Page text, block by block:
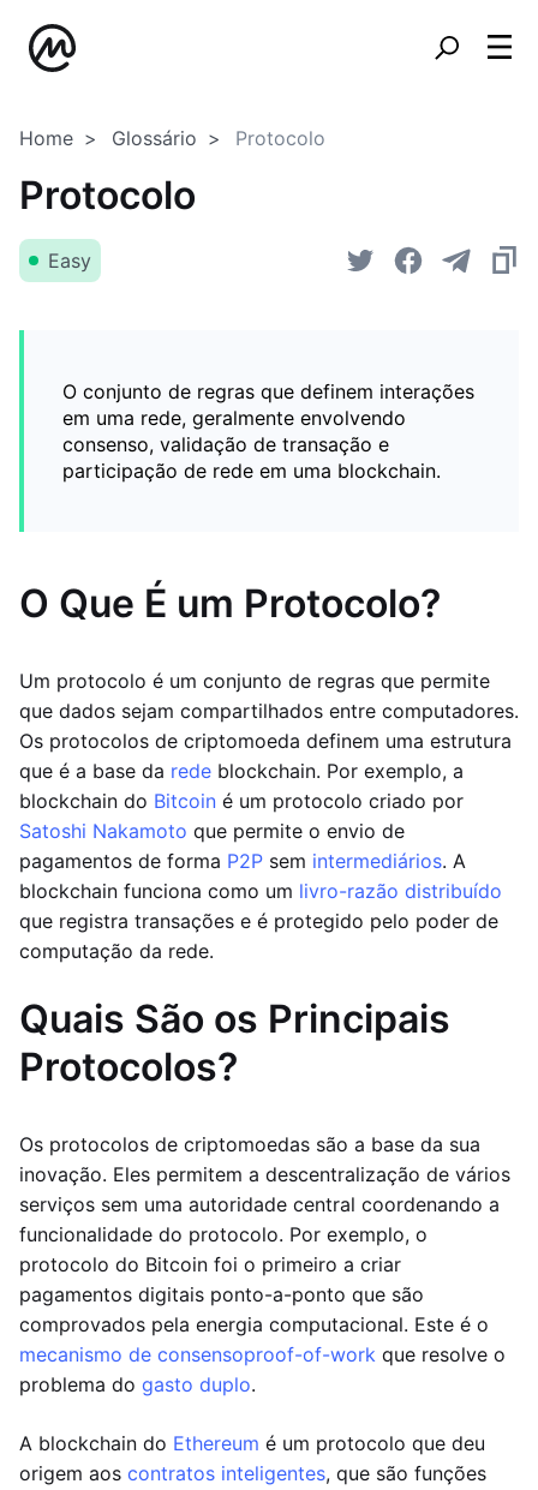
Home Glossário Protocolo
Protocolo
Easy
O conjunto de regras que definem interações
em uma rede, geralmente envolvendo
consenso, validação de transação e
participação de rede em uma blockchain.
O Que É um Protocolo?
Um protocolo é um conjunto de regras que permite
que dados sejam compartilhados entre computadores.
Os protocolos de criptomoeda definem uma estrutura
que é a base da rede blockchain. Por exemplo, a
blockchain do Bitcoin é um protocolo criado por
Satoshi Nakamoto que permite o envio de
pagamentos de forma P2P sem intermediários. A
blockchain funciona como um livro-razão distribuído
que registra transações e é protegido pelo poder de
computação da rede.
Quais São os Principais
Protocolos?
Os protocolos de criptomoedas são a base da sua
inovação. Eles permitem a descentralização de vários
serviços sem uma autoridade central coordenando a
funcionalidade do protocolo. Por exemplo, o
protocolo do Bitcoin foi o primeiro a criar
pagamentos digitais ponto-a-ponto que são
comprovados pela energia computacional. Este é o
mecanismo de consensoproof-of-work que resolve o
problema do gasto duplo.
A blockchain do Ethereum é um protocolo que deu
origem aos contratos inteligentes, que são funções